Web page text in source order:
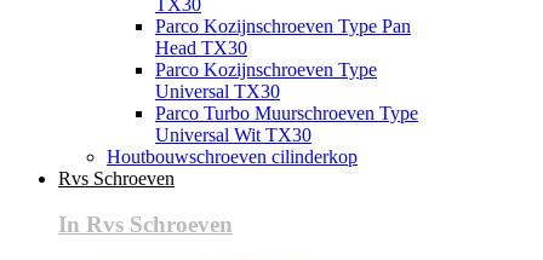
Parco Kozijnschroeven Type Pan
Head TX30
Parco Kozijnschroeven Type
Universal TX30
Parco Turbo Muurschroeven Type
Universal Wit TX30
Houtbouwschroeven cilinderkop
Rvs Schroeven
In Rvs Schroeven